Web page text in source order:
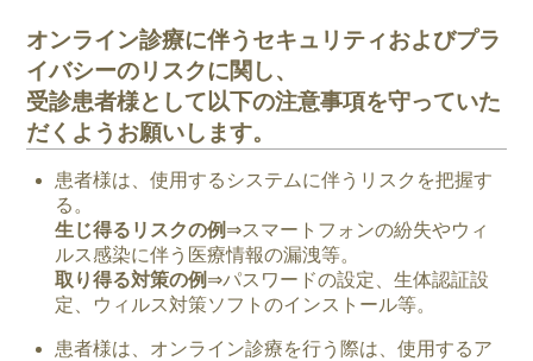
オンライン診療に伴うセキュリティおよびプラ
イバシーのリスクに関し、
受診患者様として以下の注意事項を守っていた
だくようお願いします。
患者様は、使用するシステムに伴うリスクを把握す
る。
生じ得るリスクの例 ⇒スマートフォンの紛失やウィ
ルス感染に伴う医療情報の漏洩等。
取り得る対策の例 ⇒パスワードの設定、生体認証設
定、ウィルス対策ソフトのインストール等。
患者様は、オンライン診療を行う際は、使用するア